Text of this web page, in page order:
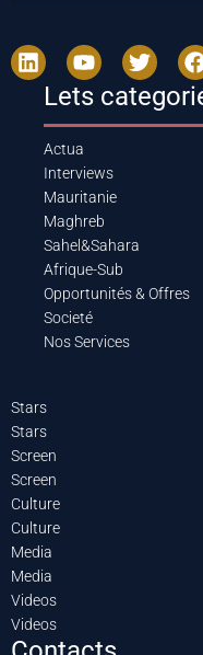
Lets
Actua
Interviews
Mauritanie
Maghreb
Sahel&Sahara
Afrique-Sub
Opportunités & Offres
Societé
Nos Services
Stars
Stars
Screen
Screen
Culture
Culture
Media
Media
Videos
Videos